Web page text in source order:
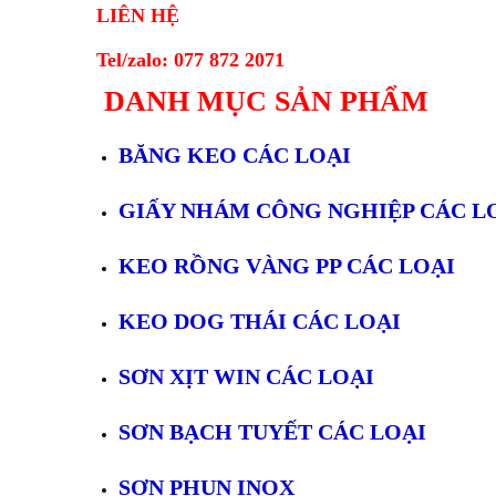
LIÊN HỆ
Tel/zalo: 077 872 2071
DANH MỤC SẢN PHẨM
BĂNG KEO CÁC LOẠI
GIẤY NHÁM CÔNG NGHIỆP CÁC
KEO RỒNG VÀNG PP CÁC LOẠI
KEO DOG THÁI CÁC LOẠI
SƠN XỊT WIN CÁC LOẠI
SƠN BẠCH TUYẾT CÁC LOẠI
SƠN PHUN INOX